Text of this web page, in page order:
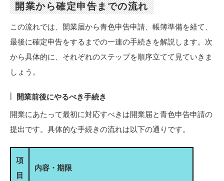
開業から確定申告までの流れ
この流れでは、開業届から青色申告申請、帳簿準備を経て、
最後に確定申告をするまでの一連の手続きを解説します。次
から具体的に、それぞれのステップを順序立てて見ていきま
しょう。
開業前後にやるべき手続き
開業にあたって最初に対応すべきは開業届と青色申告申請の
提出です。具体的な手続きの流れは以下の通りです。
項
目
内容・期限